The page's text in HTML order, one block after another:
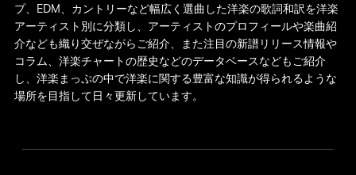
プ、EDM、カントリーなど幅広く選曲した洋楽の歌詞和訳を洋楽
アーティスト別に分類し、アーティストのプロフィールや楽曲紹
介なども織り交ぜながらご紹介、また注目の新譜リリース情報や
コラム、洋楽チャートの歴史などのデータベースなどもご紹介
し、洋楽まっぷの中で洋楽に関する豊富な知識が得られるような
場所を目指して日々更新しています。